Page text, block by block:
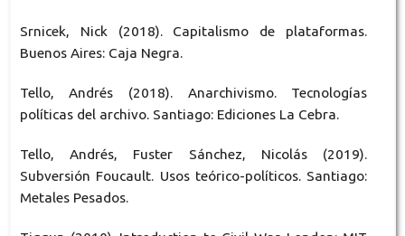
Srnicek, Nick (2018). Capitalismo de plataformas.
Buenos Aires: Caja Negra.
Tello, Andrés (2018). Anarchivismo. Tecnologías
políticas del archivo. Santiago: Ediciones La Cebra.
Tello, Andrés, Fuster Sánchez, Nicolás (2019).
Subversión Foucault. Usos teórico-políticos. Santiago:
Metales Pesados.